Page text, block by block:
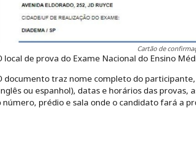
Cartão de
local de prova do Exame Nacional do Ensino
documento traz nome completo do
ou espanhol), datas e horários das
número, prédio e sala onde o candidato fará a